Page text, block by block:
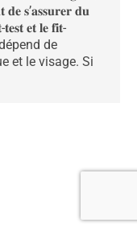
𝐬’𝐚𝐬𝐬𝐮𝐫𝐞𝐫 𝐝𝐮
𝐞𝐭 𝐥𝐞 𝐟𝐢𝐭-
de
et le visage. Si